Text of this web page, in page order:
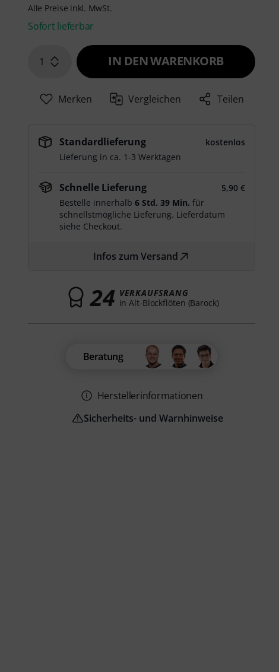
Alle Preise inkl. MwSt.
Sofort lieferbar
1 IN DEN WARENKORB
Merken Vergleichen Teilen
Standardlieferung
kostenlos
Lieferung in ca. 1-3 Werktagen
Schnelle Lieferung
5,90 €
Bestelle innerhalb6 Std. 39 Min. für
schnellstmögliche Lieferung. Lieferdatum
siehe Checkout.
Infos zum Versand
24 VERKAUFSRANG
in Alt-Blockflöten (Barock)
Beratung
Herstellerinformationen
Sicherheits- und Warnhinweise